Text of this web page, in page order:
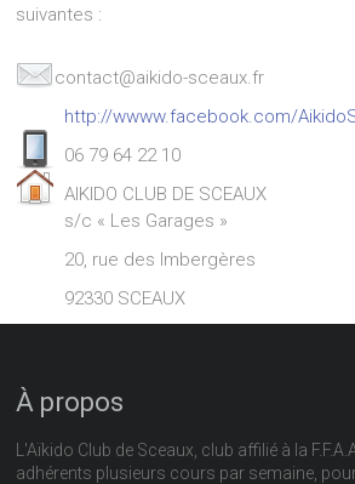
suivantes :
contact@aikido-sceaux.fr
http://wwww.facebook.com/
06 79 64 22 10
AIKIDO CLUB DE SCEAUX
s/c « Les Garages »
20, rue des Imbergères
92330 SCEAUX
À propos
L'Aïkido Club de Sceaux, club affilié à la
adhérents plusieurs cours par semaine,